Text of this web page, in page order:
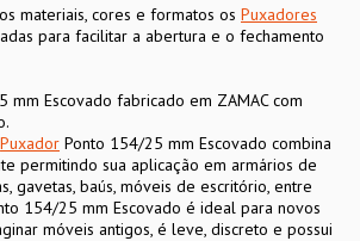
materiais, cores e formatos os Puxadores
para facilitar a abertura e o fechamento
mm Escovado fabricado em ZAMAC com
Puxador Ponto 154/25 mm Escovado combina
permitindo sua aplicação em armários de
gavetas, baús, móveis de escritório, entre
154/25 mm Escovado é ideal para novos
móveis antigos, é leve, discreto e possui